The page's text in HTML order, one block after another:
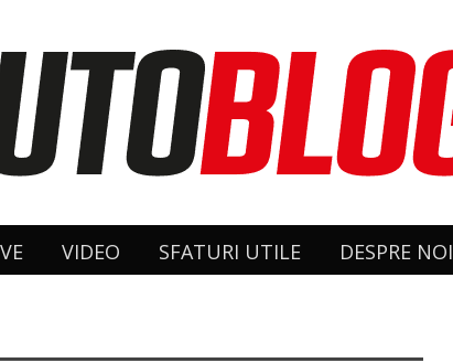
VIDEO SFATURI UTILE DESPRE NOI